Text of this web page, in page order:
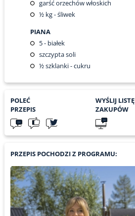
garść orzechów włoskich
½kg - śliwek
PIANA
5- białek
szczypta soli
½szklanki - cukru
POLEĆ
PRZEPIS
WYŚLIJ LISTĘ
ZAKUPÓW
PRZEPIS POCHODZI Z PROGRAMU: